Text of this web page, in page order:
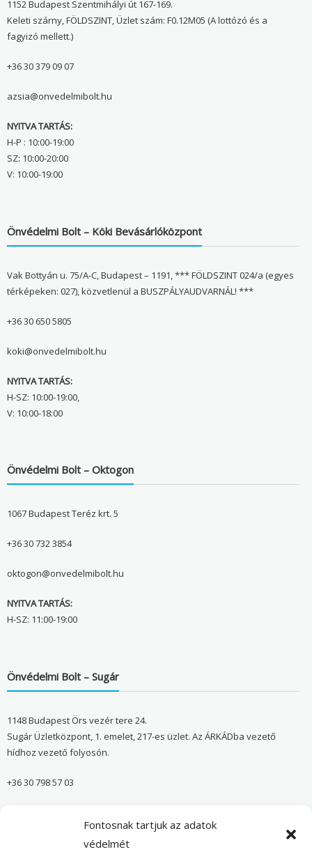
Fontosnak tartjuk az adatok
védelmét
1152 Budapest Szentmihályi út 167-169.
Keleti szárny, FÖLDSZINT, Üzlet szám: F0.12M05 (A lottózó és a
fagyizó mellett.)
+36 30 379 09 07
azsia@onvedelmibolt.hu
NYITVA TARTÁS:
H-P : 10:00-19:00
SZ: 10:00-20:00
V: 10:00-19:00
Önvédelmi Bolt – Köki Bevásárlóközpont
Vak Bottyán u. 75/A-C, Budapest – 1191, *** FÖLDSZINT 024/a (egyes
térképeken: 027), közvetlenül a BUSZPÁLYAUDVARNÁL! ***
+36 30 650 5805
koki@onvedelmibolt.hu
NYITVA TARTÁS:
H-SZ: 10:00-19:00,
V: 10:00-18:00
Önvédelmi Bolt – Oktogon
1067 Budapest Teréz krt. 5
+36 30 732 3854
oktogon@onvedelmibolt.hu
NYITVA TARTÁS:
H-SZ: 11:00-19:00
Önvédelmi Bolt – Sugár
1148 Budapest Örs vezér tere 24.
Sugár Üzletközpont, 1. emelet, 217-es üzlet. Az ÁRKÁDba vezető
hídhoz vezető folyosón.
+36 30 798 57 03